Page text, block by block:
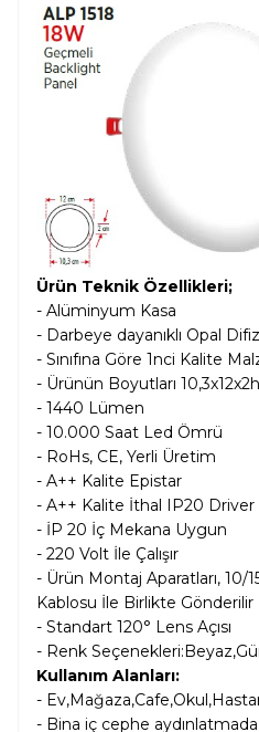
Ürün Teknik Özellikleri;
- Alüminyum Kasa
- Darbeye dayanıklı Opal
- Sınıfına Göre 1nci Kalite
- Ürünün Boyutları
- 1440 Lümen
- 10.000 Saat Led Ömrü
- RoHs, CE, Yerli
- A++ Kalite Epistar
- A++ Kalite İthal IP20 Driver
- İP 20 İç Mekana Uygun
- 220 Volt İle Çalışır
- Ürün Montaj Aparatları, 10/
Kablosu İle Birlikte Gönderilir
- Standart 120° Lens Açısı
- Renk
Kullanım Alanları:
-
- Bina iç cephe aydınlatmada